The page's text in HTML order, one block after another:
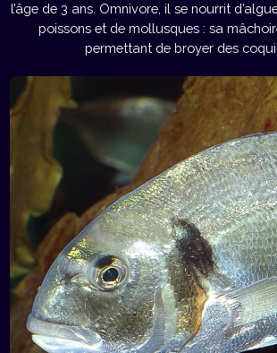
l’âge de 3 ans. Omnivore, il se nourrit
poissons et de mollusques : sa
permettant de broyer des